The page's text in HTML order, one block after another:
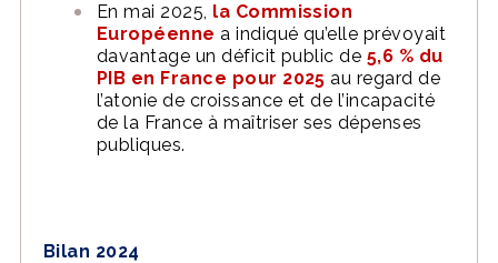
En mai 2025, la Commission
Européenne a indiqué qu’elle prévoyait
davantage un déficit public de 5,6 % du
PIB en France pour 2025 au regard de
l’atonie de croissance et de l’incapacité
de la France à maîtriser ses dépenses
publiques.
Bilan 2024